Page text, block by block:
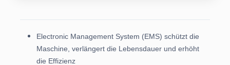
Electronic Management System (EMS) schützt die
Maschine, verlängert die Lebensdauer und erhöht
die Effizienz